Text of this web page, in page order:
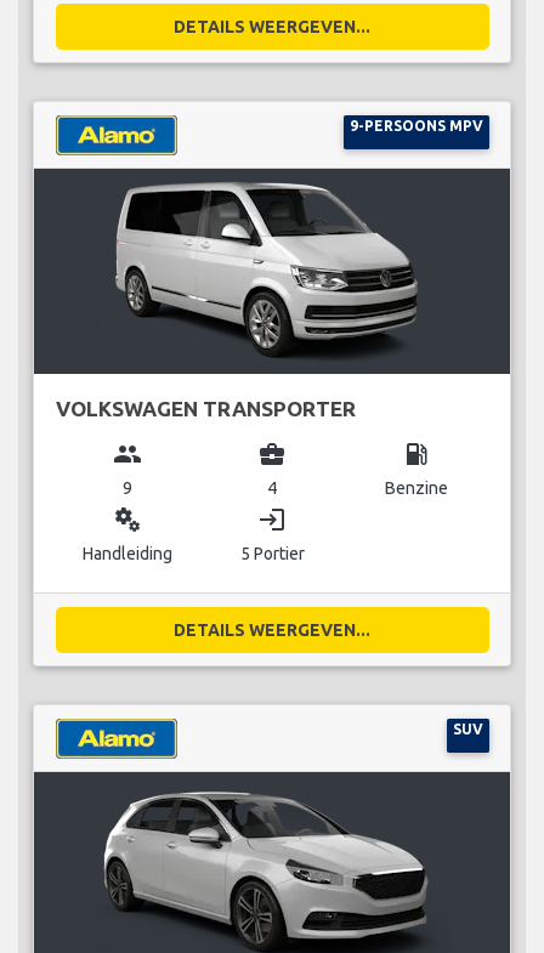
DETAILS WEERGEVEN...
9-PERSOONS MPV
VOLKSWAGEN TRANSPORTER
group
9
business_center
4
local_gas_station
Benzine
miscellaneous_services
Handleiding
login
5 Portier
DETAILS WEERGEVEN...
SUV